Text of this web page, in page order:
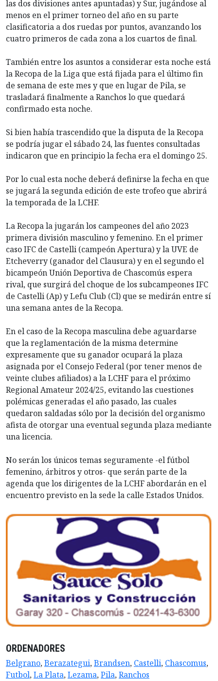
las dos divisiones antes apuntadas) y Sur, jugándose al
menos en el primer torneo del año en su parte
clasificatoria a dos ruedas por puntos, avanzando los
cuatro primeros de cada zona a los cuartos de final.
También entre los asuntos a considerar esta noche está
la Recopa de la Liga que está fijada para el último fin
de semana de este mes y que en lugar de Pila, se
trasladará finalmente a Ranchos lo que quedará
confirmado esta noche.
Si bien había trascendido que la disputa de la Recopa
se podría jugar el sábado 24, las fuentes consultadas
indicaron que en principio la fecha era el domingo 25.
Por lo cual esta noche deberá definirse la fecha en que
se jugará la segunda edición de este trofeo que abrirá
la temporada de la LCHF.
La Recopa la jugarán los campeones del año 2023
primera división masculino y femenino. En el primer
caso IFC de Castelli (campeón Apertura) y la UVE de
Etcheverry (ganador del Clausura) y en el segundo el
bicampeón Unión Deportiva de Chascomús espera
rival, que surgirá del choque de los subcampeones IFC
de Castelli (Ap) y Lefu Club (Cl) que se medirán entre sí
una semana antes de la Recopa.
En el caso de la Recopa masculina debe aguardarse
que la reglamentación de la misma determine
expresamente que su ganador ocupará la plaza
asignada por el Consejo Federal (por tener menos de
veinte clubes afiliados) a la LCHF para el próximo
Regional Amateur 2024/25, evitando las cuestiones
polémicas generadas el año pasado, las cuales
quedaron saldadas sólo por la decisión del organismo
afista de otorgar una eventual segunda plaza mediante
una licencia.
No serán los únicos temas seguramente -el fútbol
femenino, árbitros y otros- que serán parte de la
agenda que los dirigentes de la LCHF abordarán en el
encuentro previsto en la sede la calle Estados Unidos.
ORDENADORES
Belgrano,Berazategui,Brandsen, Castelli, Chascomus,
Futbol,La Plata,Lezama,Pila,Ranchos